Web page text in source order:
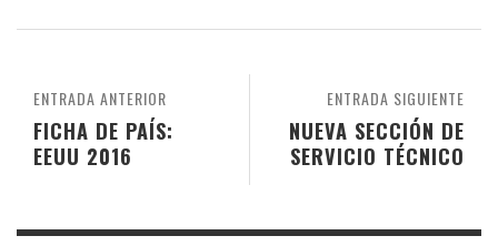
ENTRADA SIGUIENTE
NUEVA SECCIÓN DE
SERVICIO TÉCNICO
ENTRADA ANTERIOR
FICHA DE PAÍS:
EEUU 2016